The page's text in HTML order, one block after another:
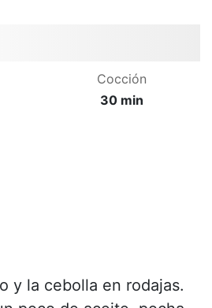
Cocción
30 min
y la cebolla en rodajas.